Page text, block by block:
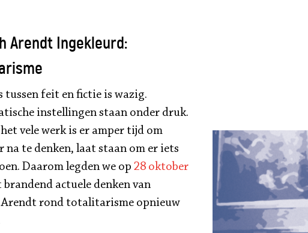
Arendt Ingekleurd:
tussen feit en fictie is wazig.
instellingen staan onder druk.
vele werk is er amper tijd om
na te denken, laat staan om er iets
Daarom legden we op 28 oktober
brandend actuele denken van
Arendt rond totalitarisme opnieuw